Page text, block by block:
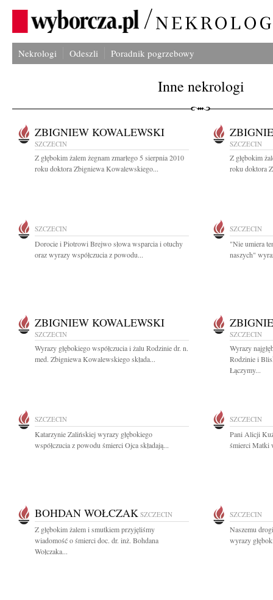
Nekrologi Odeszli Poradnik pogrzebowy
Inne nekrologi
ZBIGNIEW KOWALEWSKI
SZCZECIN
Z głębokim żalem żegnam zmarłego 5 sierpnia 2010
roku doktora Zbigniewa Kowalewskiego...
SZCZECIN
Z głębokim
roku doktora
SZCZECIN
Dorocie i Piotrowi Brejwo słowa wsparcia i otuchy
oraz wyrazy współczucia z powodu...
SZCZECIN
"Nie umiera
naszych"
ZBIGNIEW KOWALEWSKI
SZCZECIN
Wyrazy głębokiego współczucia i żalu Rodzinie dr. n.
med. Zbigniewa Kowalewskiego składa...
SZCZECIN
Wyrazy
Rodzinie i
Łączymy...
SZCZECIN
Katarzynie Zalińskiej wyrazy głębokiego
współczucia z powodu śmierci Ojca składają...
SZCZECIN
Pani Alicji
śmierci Matki
BOHDAN WOŁCZAK SZCZECIN
Z głębokim żalem i smutkiem przyjęliśmy
wiadomość o śmierci doc. dr. inż. Bohdana
Wołczaka...
SZCZECIN
Naszemu
wyrazy